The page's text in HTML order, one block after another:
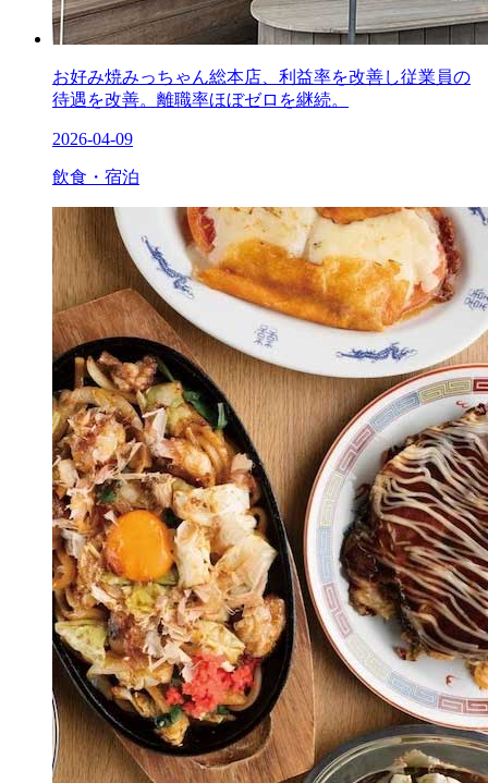
お好み焼みっちゃん総本店、利益率を改善し従業員の
待遇を改善。離職率ほぼゼロを継続。
2026-04-09
飲食・宿泊